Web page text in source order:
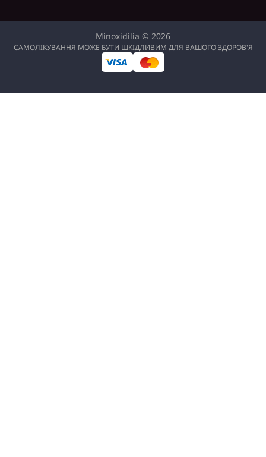
Minoxidilia © 2026
САМОЛІКУВАННЯ МОЖЕ БУТИ ШКІДЛИВИМ ДЛЯ ВАШОГО ЗДОРОВ'Я